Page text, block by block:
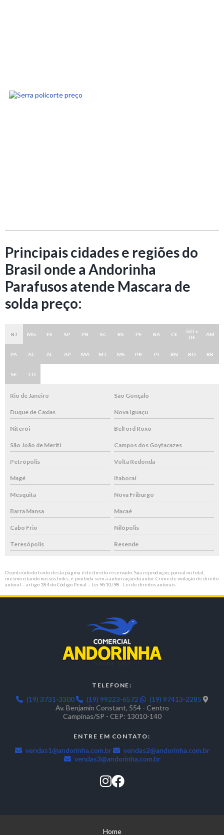
Principais cidades e regiões do
Brasil onde a Andorinha
Parafusos atende Mascara de
solda preço:
RJ MG ES SP PR SC RS PE BA CE
GO e
DF
AM
PA AC AL AP MA MT MS PB PI RN RO RR
SE TO
Rio de Janeiro São Gonçalo
Duque de Caxias Nova Iguaçu
Niterói Belford Roxo
São João de Meriti Campos dos Goytacazes
Petrópolis Volta Redonda
Magé Itaboraí
Mesquita Nova Friburgo
Barra Mansa Macaé
Cabo Frio Nilópolis
Teresópolis Resende
O conteúdo do texto desta página é de direito reservado. Sua reprodução, parcial ou total,
mesmo citando nossos links, é proibida sem a autorização do autor. Crime de violação de direito
autoral – artigo 184 do Código Penal – Lei 9610/98 - Lei de direitos autorais
TELEFONE:
(19) 3731-3300 (19) 99223-6572
(19) 97413-2285
Av. Benjamin Constant, 554 - Centro
Campinas/SP - CEP: 13010-140
ENTRE EM CONTATO:
vendas1@andorinha.com.br
vendas2@andorinha.com.br
vendas3@andorinha.com.br
Home